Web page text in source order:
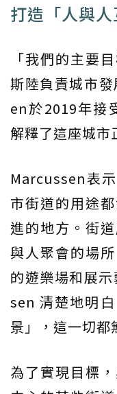
打造「人與
「我們的主要
斯陸負責城市
en於2019年接
解釋了這座城市
Marcussen表
市街道的用途
進的地方。街
與人聚會的場
的遊樂場和展
sen 清楚地明
景」，這一切都
為了實現目標